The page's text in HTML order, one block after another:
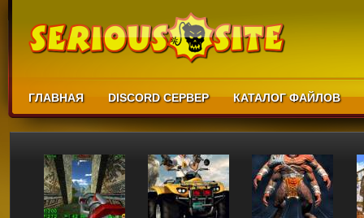
ГЛАВНАЯ DISCORD СЕРВЕР КАТАЛОГ ФАЙЛОВ